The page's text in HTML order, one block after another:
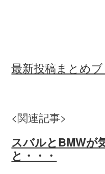
最新投稿まとめ
<関連記事>
スバルとBMWが
と・・・